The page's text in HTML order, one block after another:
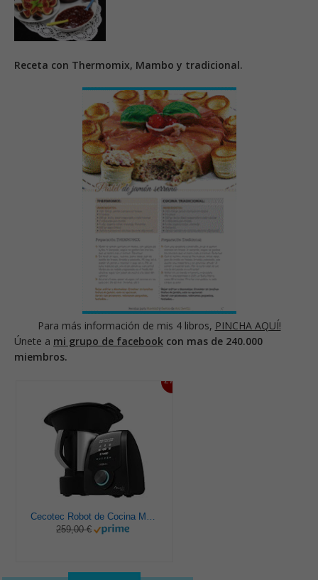
Receta con Thermomix, Mambo y tradicional.
Para más información de mis 4 libros, PINCHA AQUÍ!
Únete a mi grupo de facebook con mas de 240.000
miembros.
27%
259,00 €